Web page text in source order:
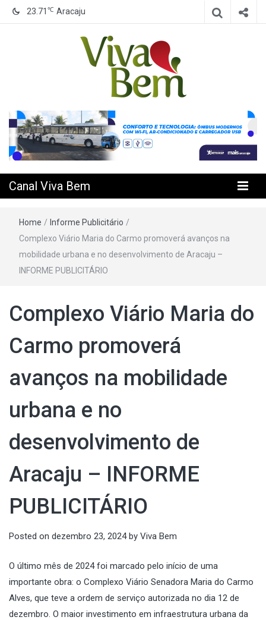
23.71 ℃ Aracaju
Canal Viva
Bem
Canal Viva Bem
Home / Informe Publicitário /
Complexo Viário Maria do Carmo promoverá avanços na
mobilidade urbana e no desenvolvimento de Aracaju –
INFORME PUBLICITÁRIO
Complexo Viário Maria do
Carmo promoverá
avanços na mobilidade
urbana e no
desenvolvimento de
Aracaju – INFORME
PUBLICITÁRIO
Posted on dezembro 23, 2024by Viva Bem
O último mês de 2024 foi marcado pelo início de uma
importante obra: o Complexo Viário Senadora Maria do Carmo
Alves, que teve a ordem de serviço autorizada no dia 12 de
dezembro. O maior investimento em infraestrutura urbana da